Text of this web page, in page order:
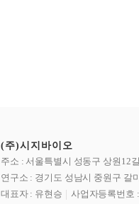
(주)시지바이오
주소 : 서울특별시 성동구 상원12
연구소 : 경기도 성남시 중원구 갈
대표자 : 유현승
사업자등록번호